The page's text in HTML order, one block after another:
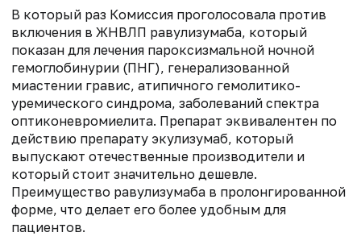
В который раз Комиссия проголосовала против
включения в ЖНВЛП равулизумаба, который
показан для лечения пароксизмальной ночной
гемоглобинурии (ПНГ), генерализованной
миастении гравис, атипичного гемолитико-
уремического синдрома, заболеваний спектра
оптиконевромиелита. Препарат эквивалентен по
действию препарату экулизумаб, который
выпускают отечественные производители и
который стоит значительно дешевле.
Преимущество равулизумаба в пролонгированной
форме, что делает его более удобным для
пациентов.